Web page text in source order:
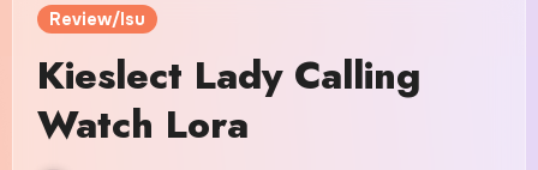
Review/Isu
Kieslect Lady Calling
Watch Lora